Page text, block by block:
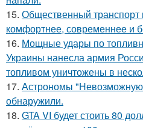
15. Общественный транспорт
комфортнее, современнее и
16. Мощные удары по
Украины нанесла армия
топливом уничтожены в
17. Астрономы
обнаружили.
18. GTA VI будет стоить 80